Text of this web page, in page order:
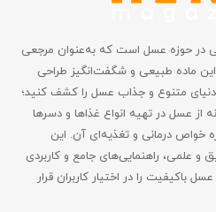
در حوزه عسل است که به‌عنوان مرجعی
این ماده طبیعی و شگفت‌انگیز طراحی
متنوع و جذاب عسل را کشف کنید؛
از عسل در تهیه انواع غذاها و دسرها
خواص درمانی و تغذیه‌ای آن. این
و علمی، راهنمایی‌های جامع‌ و کاربردی
را در اختیار کاربران قرار